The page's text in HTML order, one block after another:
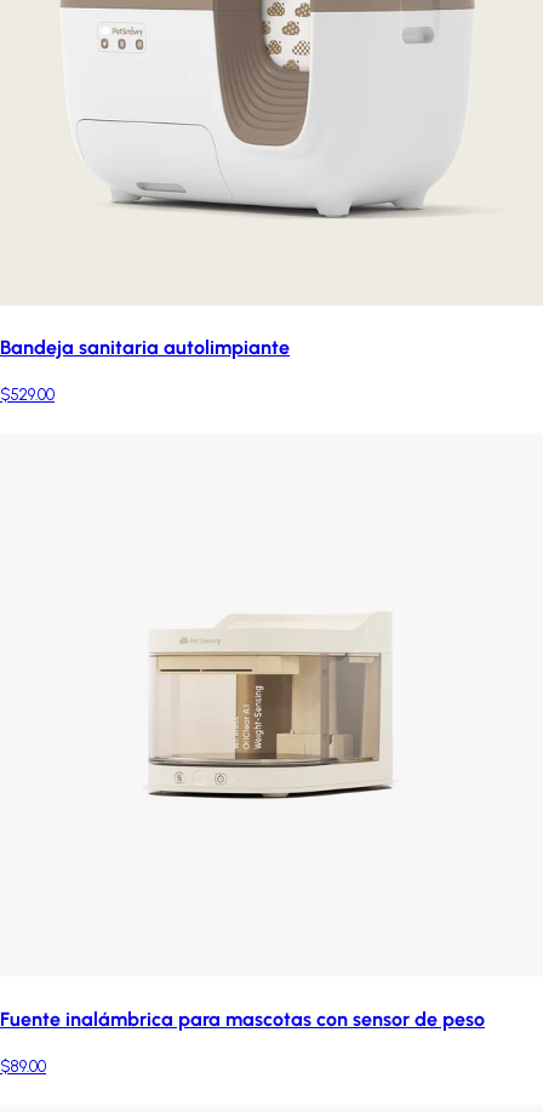
Bandeja sanitaria autolimpiante
$529.00
Fuente inalámbrica para mascotas con sensor de peso
$89.00